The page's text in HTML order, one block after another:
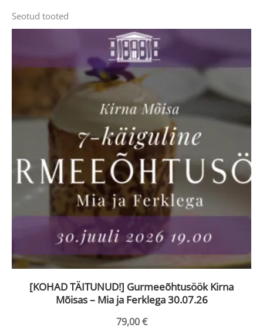
Seotud tooted
[KOHAD TÄITUNUD!] Gurmeeõhtusöök Kirna
Mõisas – Mia ja Ferklega 30.07.26
79,00€